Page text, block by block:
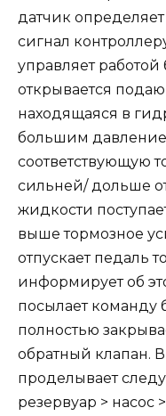
датчик
сигнал
управляет работой
открывается
находящаяся в
большим
соответствующую
сильней/ дольше
жидкости
выше тормозное
отпускает педаль
информирует об
посылает команду
полностью
обратный клапан.
проделывает
резервуар > насос